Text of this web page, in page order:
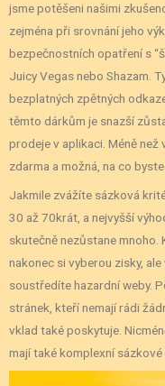
jsme potěšeni našimi
zejména při srovnání jeho
bezpečnostních opatření s
Juicy Vegas nebo Shazam.
bezplatných zpětných
těmto dárkům je snazší
prodeje v aplikaci. Méně
zdarma a možná, na co
Jakmile zvážíte sázková
30 až 70krát, a nejvyšší
skutečně nezůstane mnoho.
nakonec si vyberou zisky,
soustředíte hazardní weby.
stránek, kteří nemají rádi
vklad také poskytuje.
mají také komplexní sázkové